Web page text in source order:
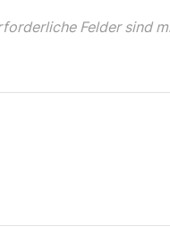
Felder sind